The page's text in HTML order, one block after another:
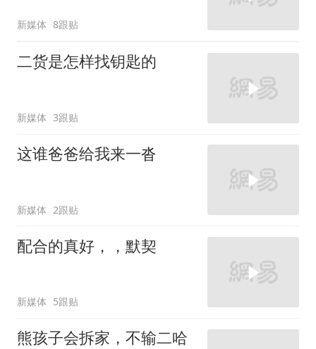
新媒体 8跟贴
二货是怎样找钥匙的
新媒体 3跟贴
这谁爸爸给我来一沓
新媒体 2跟贴
配合的真好，，默契
新媒体 5跟贴
熊孩子会拆家，不输二哈